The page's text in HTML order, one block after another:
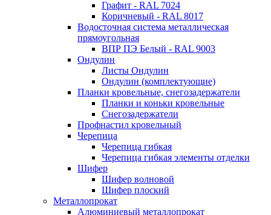
Графит - RAL 7024
Коричневый - RAL 8017
Водосточная система металлическая
прямоугольная
ВПР ПЭ Белый - RAL 9003
Ондулин
Листы Ондулин
Ондулин (комплектующие)
Планки кровельные, снегозадержатели
Планки и коньки кровельные
Снегозадержатели
Профнастил кровельный
Черепица
Черепица гибкая
Черепица гибкая элементы отделки
Шифер
Шифер волновой
Шифер плоский
Металлопрокат
Алюминиевый металлопрокат